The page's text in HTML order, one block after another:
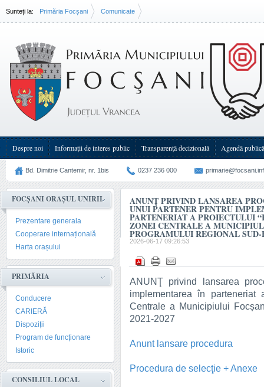
Sunteți la: Primăria Focșani Comunicate
Despre noi Informații de interes public Transparenţă decizională Agendă publică
Bd. Dimitrie Cantemir, nr. 1bis 0237 236 000
FOCȘANI ORAȘUL UNIRII
Prezentare generala
Cooperare internațională
Harta orașului
PRIMĂRIA
Conducere
CARIERĂ
Dispoziții
Program de funcționare
Istoric
CONSILIUL LOCAL
ANUNŢ PRIVIND LANSAREA
UNUI PARTENER PENTRU
PARTENERIAT A PROIECTULUI
ZONEI CENTRALE A
PROGRAMULUI REGIONAL SUD-
2026-06-17 09:26:53
ANUNŢ privind lansarea
implementarea în
Centrale a Municipiului
2021-2027
Anunt lansare procedura
Procedura de selecţie + Anexe